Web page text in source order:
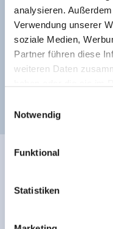
analysieren.
Verwendung unserer
soziale Medien,
Partner führen diese
weiteren Daten
Rohr 23// A-6280 Zell
Notwendig
Funktional
Statistiken
Direct aan de skibus/
right on the bus stop
Classificaties